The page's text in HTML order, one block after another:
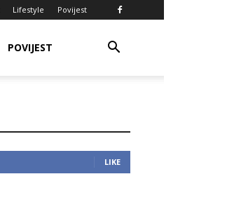
Lifestyle Povijest
POVIJEST
LIKE